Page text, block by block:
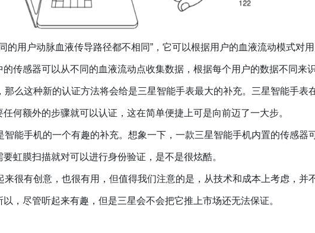
的用户动脉血液传导路径都不相同”，它可以根据用户的血液流动模式对
传感器可以从不同的血液流动点收集数据，根据每个用户的数据不同来识
那么这种新的认证方法将会给是三星智能手表最大的补充。三星智能手表
何额外的步骤就可以认证，这在简单便捷上可是向前迈了一大步。
智能手机的一个有趣的补充。想象一下，一款三星智能手机内置的传感器
虹膜扫描就对可以进行身份验证，是不是很炫酷。
来很有创意，也很有用，但值得我们注意的是，从技术和成本上考虑，并
，尽管听起来有趣，但是三星会不会把它推上市场还无法保证。